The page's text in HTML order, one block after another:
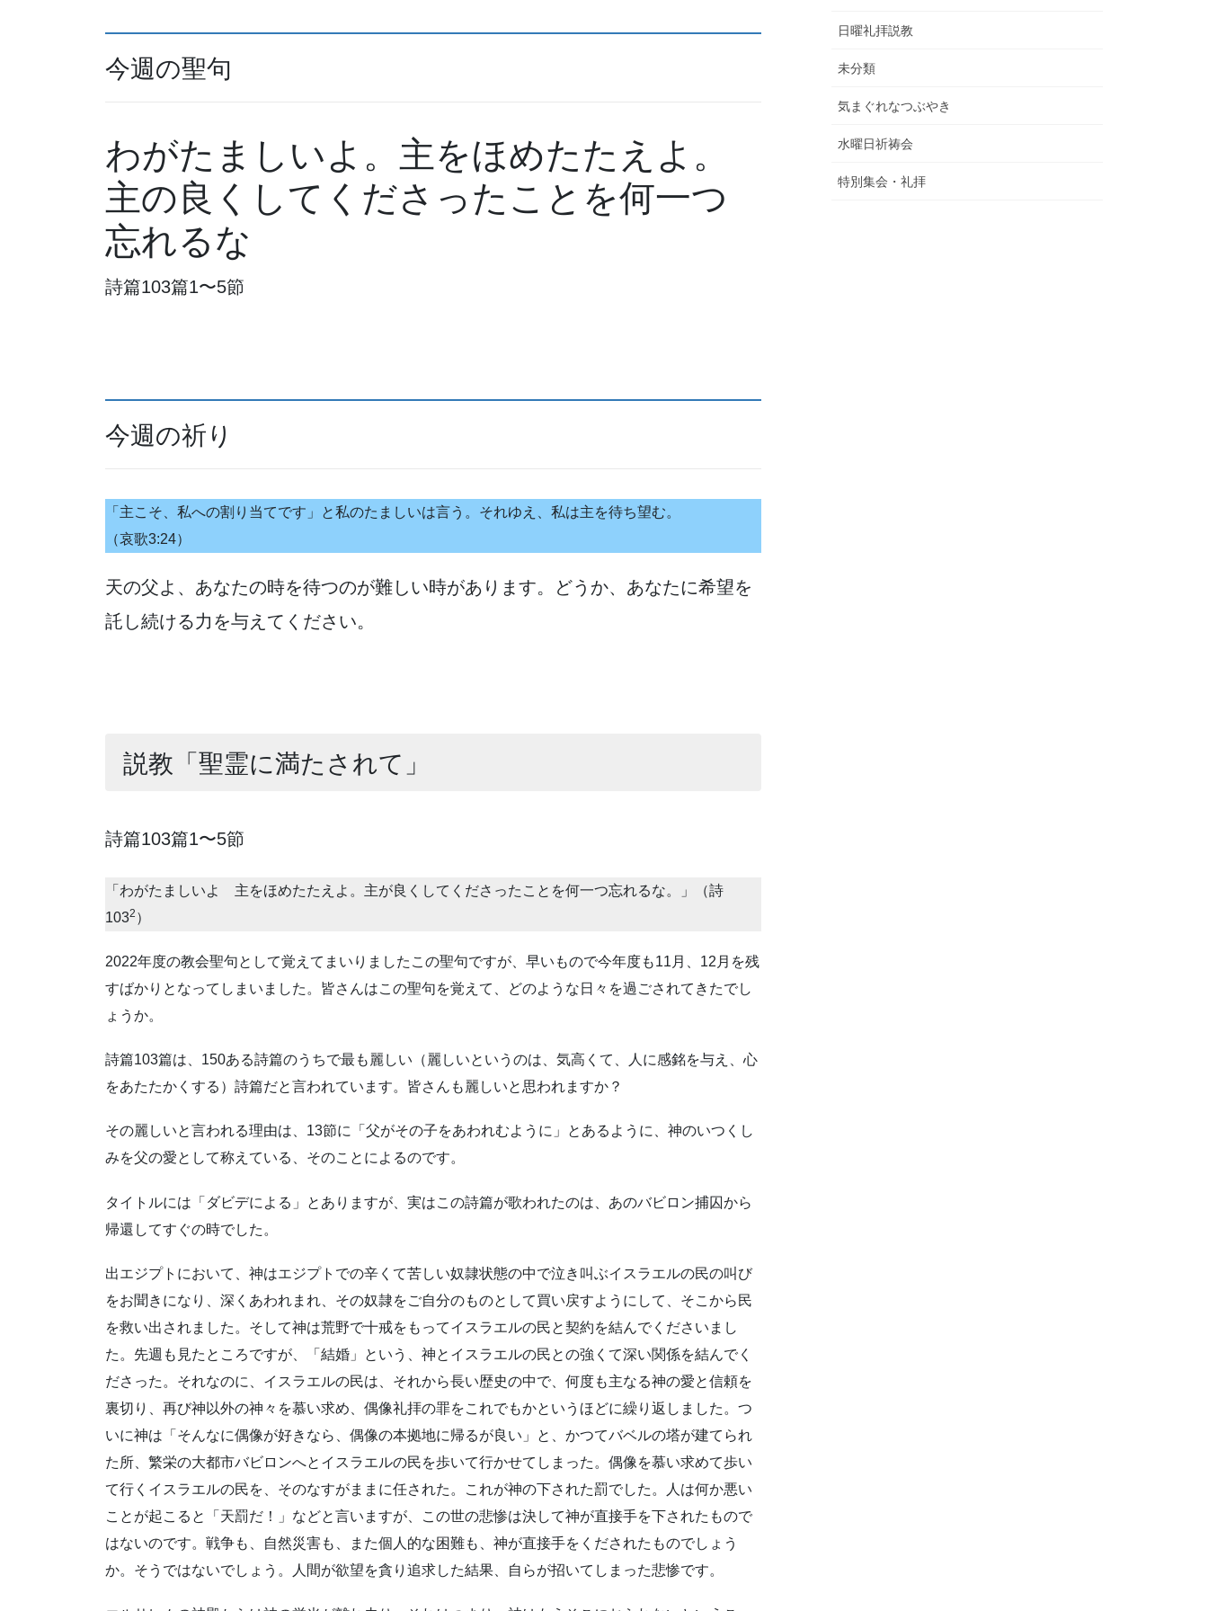
今週の聖句
わがたましいよ。主をほめたたえよ。
主の良くしてくださったことを何一つ
忘れるな
詩篇103篇1〜5節
今週の祈り
「主こそ、私への割り当てです」と私のたましいは言う。それゆえ、私は主を待ち望む。
（哀歌3:24）
天の父よ、あなたの時を待つのが難しい時があります。どうか、あなたに希望を
託し続ける力を与えてください。
説教「聖霊に満たされて」
詩篇103篇1〜5節
「わがたましいよ 主をほめたたえよ。主が良くしてくださったことを何一つ忘れるな。」（詩
1032 ）
2022年度の教会聖句として覚えてまいりましたこの聖句ですが、早いもので今年度も11月、12月を残
すばかりとなってしまいました。皆さんはこの聖句を覚えて、どのような日々を過ごされてきたでし
ょうか。
詩篇103篇は、150ある詩篇のうちで最も麗しい（麗しいというのは、気高くて、人に感銘を与え、心
をあたたかくする）詩篇だと言われています。皆さんも麗しいと思われますか？
その麗しいと言われる理由は、13節に「父がその子をあわれむように」とあるように、神のいつくし
みを父の愛として称えている、そのことによるのです。
タイトルには「ダビデによる」とありますが、実はこの詩篇が歌われたのは、あのバビロン捕囚から
帰還してすぐの時でした。
出エジプトにおいて、神はエジプトでの辛くて苦しい奴隷状態の中で泣き叫ぶイスラエルの民の叫び
をお聞きになり、深くあわれまれ、その奴隷をご自分のものとして買い戻すようにして、そこから民
を救い出されました。そして神は荒野で十戒をもってイスラエルの民と契約を結んでくださいまし
た。先週も見たところですが、「結婚」という、神とイスラエルの民との強くて深い関係を結んでく
ださった。それなのに、イスラエルの民は、それから長い歴史の中で、何度も主なる神の愛と信頼を
裏切り、再び神以外の神々を慕い求め、偶像礼拝の罪をこれでもかというほどに繰り返しました。つ
いに神は「そんなに偶像が好きなら、偶像の本拠地に帰るが良い」と、かつてバベルの塔が建てられ
た所、繁栄の大都市バビロンへとイスラエルの民を歩いて行かせてしまった。偶像を慕い求めて歩い
て行くイスラエルの民を、そのなすがままに任された。これが神の下された罰でした。人は何か悪い
ことが起こると「天罰だ！」などと言いますが、この世の悲惨は決して神が直接手を下されたもので
はないのです。戦争も、自然災害も、また個人的な困難も、神が直接手をくだされたものでしょう
か。そうではないでしょう。人間が欲望を貪り追求した結果、自らが招いてしまった悲惨です。
日曜礼拝説教
未分類
気まぐれなつぶやき
水曜日祈祷会
特別集会・礼拝